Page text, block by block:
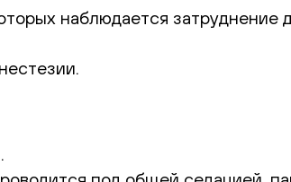
наблюдается